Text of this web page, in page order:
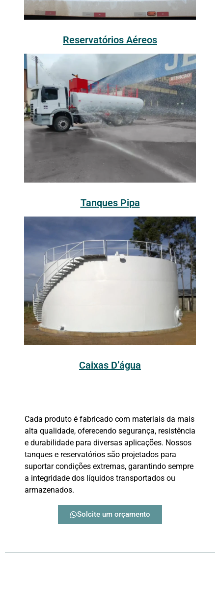
Reservatórios Aéreos
Tanques Pipa
Caixas D’água
Cada produto é fabricado com materiais da mais
alta qualidade, oferecendo segurança, resistência
e durabilidade para diversas aplicações. Nossos
tanques e reservatórios são projetados para
suportar condições extremas, garantindo sempre
a integridade dos líquidos transportados ou
armazenados.
Solcite um orçamento